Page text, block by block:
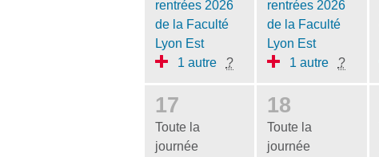
rentrées 2026
de la Faculté
Lyon Est
1 autre
?
rentrées 2026
de la Faculté
Lyon Est
1 autre
?
17
Toute la
journée
18
Toute la
journée